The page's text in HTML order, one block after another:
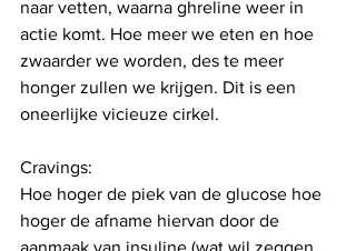
naar vetten, waarna ghreline weer in
actie komt. Hoe meer we eten en hoe
zwaarder we worden, des te meer
honger zullen we krijgen. Dit is een
oneerlijke vicieuze cirkel.
Cravings:
Hoe hoger de piek van de glucose hoe
hoger de afname hiervan door de
aanmaak van insuline (wat wil zeggen